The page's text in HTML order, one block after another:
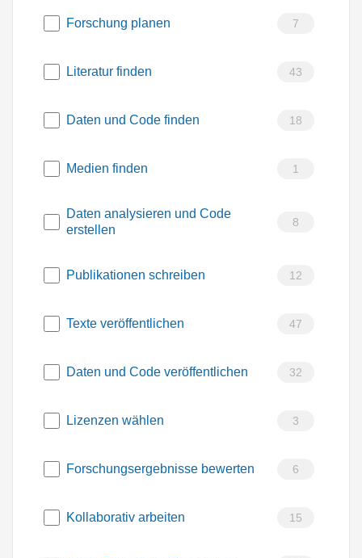
Forschung planen 7
Literatur finden 43
Daten und Code finden 18
Medien finden 1
Daten analysieren und Code
erstellen
8
Publikationen schreiben 12
Texte veröffentlichen 47
Daten und Code veröffentlichen 32
Lizenzen wählen 3
Forschungsergebnisse bewerten 6
Kollaborativ arbeiten 15